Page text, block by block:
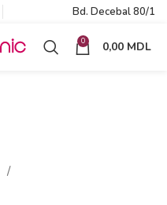
Bd. Decebal 80/1
0 0,00 MDL